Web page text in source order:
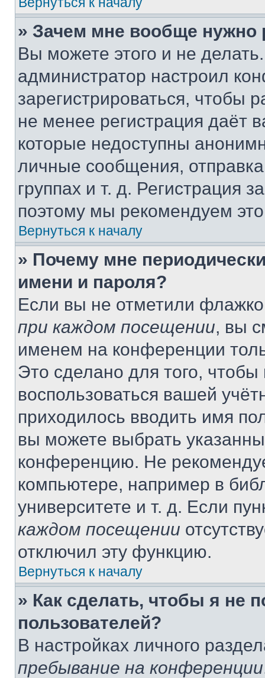
» Зачем мне вообще нужно
Вы можете этого и не
администратор настроил
зарегистрироваться, чтобы
не менее регистрация даёт
которые недоступны
личные сообщения,
группах и т. д. Регистрация
поэтому мы рекомендуем
Вернуться к началу
» Почему мне
имени и пароля?
Если вы не отметили
при каждом посещении, вы
именем на конференции
Это сделано для того, чтобы
воспользоваться вашей
приходилось вводить имя
вы можете выбрать
конференцию. Не
компьютере, например в
университете и т. д. Если
каждом посещении
отключил эту функцию.
Вернуться к началу
» Как сделать, чтобы я не
пользователей?
В настройках личного
пребывание на конференции